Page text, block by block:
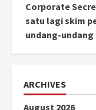
Corporate
satu lagi skim
undang-undang
ARCHIVES
August 2026